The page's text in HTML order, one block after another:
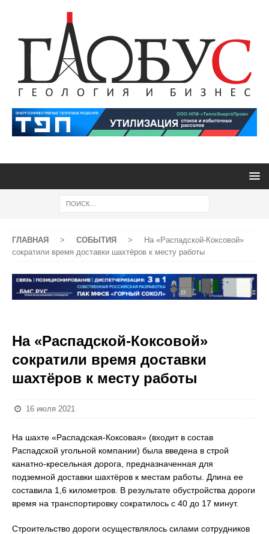
ГЛАВНАЯ > СОБЫТИЯ >
На «Распадской-Коксовой»
сократили время доставки шахтёров к месту работы
На «Распадской-Коксовой»
сократили время доставки
шахтёров к месту работы
16 июля 2021
На шахте «Распадская-Коксовая» (входит в состав
Распадской угольной компании) была введена в строй
канатно-кресельная дорога, предназначенная для
подземной доставки шахтёров к местам работы. Длина ее
составила 1,6 километров. В результате обустройства дороги
время на транспортировку сократилось с 40 до 17 минут.
Строительство дороги осуществлялось силами сотрудников